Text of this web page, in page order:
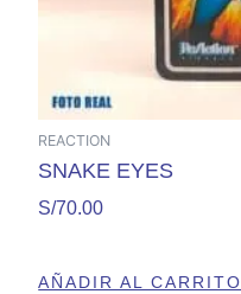
REACTION
SNAKE EYES
S/70.00
AÑADIR AL CARRITO